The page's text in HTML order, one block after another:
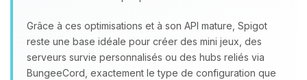
Grâce à ces optimisations et à son API mature, Spigot
reste une base idéale pour créer des mini jeux, des
serveurs survie personnalisés ou des hubs reliés via
BungeeCord, exactement le type de configuration que